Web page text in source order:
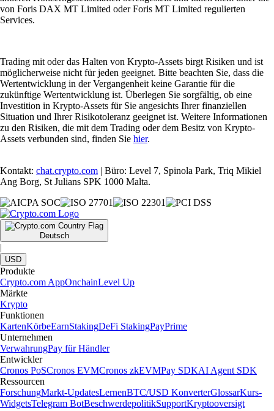
von Foris DAX MT Limited oder Foris MT Limited regulierten
Services.
Trading mit oder das Halten von Krypto-Assets birgt Risiken und ist
möglicherweise nicht für jeden geeignet. Bitte beachten Sie, dass die
Wertentwicklung in der Vergangenheit keine Garantie für die
zukünftige Wertentwicklung ist. Überlegen Sie sorgfältig, ob eine
Investition in Krypto-Assets für Sie angesichts Ihrer finanziellen
Situation und Ihrer Risikotoleranz geeignet ist. Weitere Informationen
zu den Risiken, die mit dem Trading oder dem Besitz von Krypto-
Assets verbunden sind, finden Sie hier.
Kontakt: chat.crypto.com | Büro: Level 7, Spinola Park, Triq Mikiel
Ang Borg, St Julians SPK 1000 Malta.
Deutsch
|
USD
Produkte
Crypto.com AppOnchainLevel Up
Märkte
Krypto
Funktionen
KartenKörbeEarnStakingDeFi StakingPayPrime
Unternehmen
VerwahrungPay für Händler
Entwickler
Cronos PoSCronos EVMCronos zkEVMPay SDKAI Agent SDK
Ressourcen
ForschungMarkt-UpdatesLernenBTC/USD KonverterGlossarKurs-
WidgetsTelegram BotBeschwerdepolitikSupportKryptooversigt